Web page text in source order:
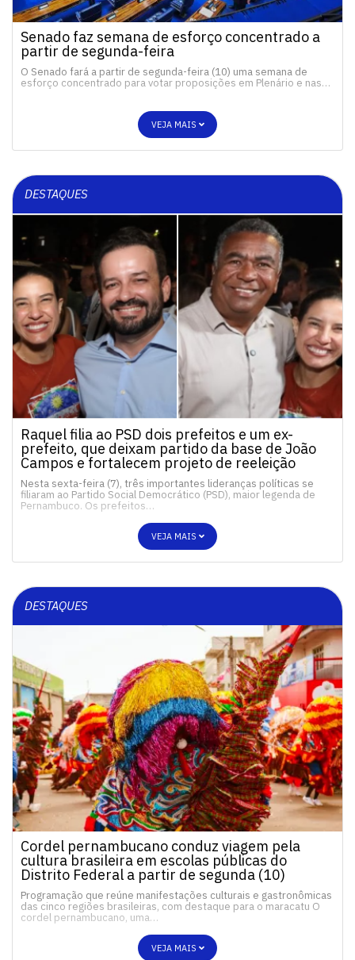
Senado faz semana de esforço concentrado a
partir de segunda-feira
O Senado fará a partir de segunda-feira (10) uma semana de
esforço concentrado para votar proposições em Plenário e nas…
VEJA MAIS
DESTAQUES
Raquel filia ao PSD dois prefeitos e um ex-
prefeito, que deixam partido da base de João
Campos e fortalecem projeto de reeleição
Nesta sexta-feira (7), três importantes lideranças políticas se
filiaram ao Partido Social Democrático (PSD), maior legenda de
Pernambuco. Os prefeitos…
VEJA MAIS
DESTAQUES
Cordel pernambucano conduz viagem pela
cultura brasileira em escolas públicas do
Distrito Federal a partir de segunda (10)
Programação que reúne manifestações culturais e gastronômicas
das cinco regiões brasileiras, com destaque para o maracatu O
cordel pernambucano, uma…
VEJA MAIS